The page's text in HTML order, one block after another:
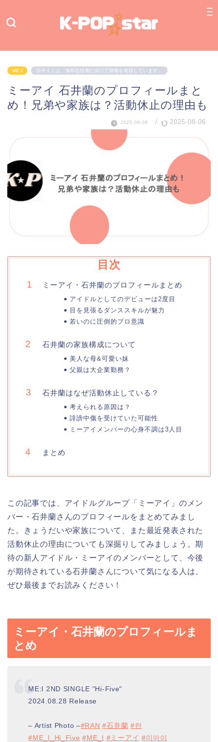
ME:I 当サイトは、海外在住者に向けて情報を発信しています。
ミーアイ 石井蘭のプロフィールまと
め！兄弟や家族は？活動休止の理由も
2025-08-06 / 2025-08-06
目次
ミーアイ・石井蘭のプロフィールまとめ
アイドルとしてのデビューは2度目
目を見張るダンススキルが魅力
若いのに圧倒的プロ意識
石井蘭の家族構成について
美人な母&可愛い妹
父親は大企業勤務？
石井蘭はなぜ活動休止している？
考えられる原因は？
誹謗中傷を受けていた可能性
ミーアイメンバーの心身不調は3人目
まとめ
この記事では、アイドルグループ「ミーアイ」のメン
バー・石井蘭さんのプロフィールをまとめてみまし
た。きょうだいや家族について、また最近発表された
活動休止の理由についても深掘りしてみましょう。期
待の新人アイドル・ミーアイのメンバーとして、今後
が期待されている石井蘭さんについて気になる人は、
ぜひ最後までお読みください！
ミーアイ・石井蘭のプロフィールま
とめ
ME:I 2ND SINGLE "Hi-Five"
2024.08.28 Release
– Artist Photo –#RAN #石井蘭 #란
#ME_I_Hi_Five #ME_I #ミーアイ #미아이